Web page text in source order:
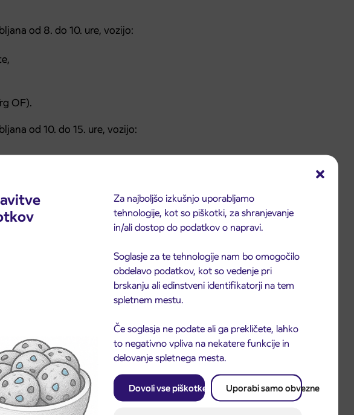
Za najboljšo izkušnjo uporabljamo
tehnologije, kot so piškotki, za shranjevanje
in/ali dostop do podatkov o napravi.
Soglasje za te tehnologije nam bo omogočilo
obdelavo podatkov, kot so vedenje pri
brskanju ali edinstveni identifikatorji na tem
spletnem mestu.
Če soglasja ne podate ali ga prekličete, lahko
to negativno vpliva na nekatere funkcije in
delovanje spletnega mesta.
Dovoli vse piškotke Uporabi samo obvezne
od 8. do 10. ure, vozijo:
OF).
od 10. do 15. ure, vozijo:
postajo.
8. do 15 ure, ne bo možen vstop in izstop na
Primorski pa bodo zaradi obvoza izpustili